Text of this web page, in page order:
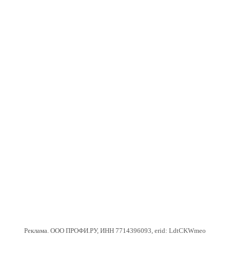
Реклама. ООО ПРОФИ.РУ, ИНН 7714396093, erid: LdtCKWmeo